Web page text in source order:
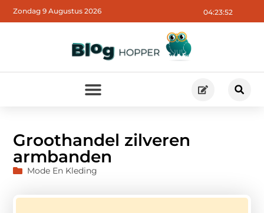
04:23:54
Zondag 9 Augustus 2026
Groothandel zilveren
armbanden
Mode En Kleding